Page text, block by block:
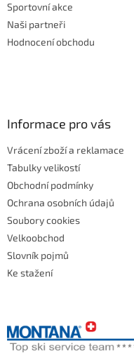
Sportovní akce
Naši partneři
Hodnocení obchodu
Informace pro vás
Vrácení zboží a reklamace
Tabulky velikostí
Obchodní podmínky
Ochrana osobních údajů
Soubory cookies
Velkoobchod
Slovník pojmů
Ke stažení